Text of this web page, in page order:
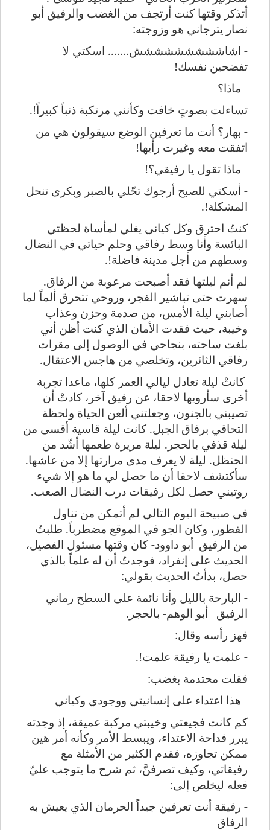
أتذكر وقتها كنت أرتجف من الغضب والرفيق أبو
نصار يترجاني هو وزوجته:
- اشاششششششششش....... اسكتي لا
تفضحين نفسك!
- ماذا؟
تساءلت بصوتٍ خافت وكأنني مرتكبة ذنباً كبيراً!.
- بهار؟ أنت ما تعرفين الوضع سيقولون هي من
اتفقت معه وغيرت رأيها!
- ماذا تقول يا رفيقي؟!
- أسكتي للصبح أرجوك تحّلي بالصبر وبكرى تنحل
المشكلة!.
كنتُ احترق وكل كياني يغلي لمأساة لحظتي
البائسة وأنا وسط رفاقي وحلم حياتي في النضال
وسطهم من أجل مدينة فاضلة!.
لم أنم ليلتها فقد أصبحت مرعوبة من الرفاق.
سهرت حتى تباشير الفجر، وروحي تتحرق ألماً لما
أصابني ليلة الأمس، من صدمة وحزن وعذاب
وخيبة، حيث فقدت الأمان الذي كنت أظن أني
بلغت ساحته، بنجاحي في الوصول إلى مقرات
رفاقي الثائرين، وتخلصي من هاجس الاعتقال.
كانتْ ليلة تعادل ليالي العمر كلها، ماعدا تجربة
أخرى سأرويها لاحقا، عن رفيق آخر، كادتْ أن
تصيبني بالجنون، وجعلتني ألعن الحياة ولحظة
التحاقي برفاق الجبل. كانت ليلة قاسية أقسى من
ليلة قذفي بالحجر. ليلة مريرة طعمها أشّد من
الحنظل. ليلة لا يعرف مدى مرارتها إلا من عاشها.
سأكتشف لاحقا أن ما حصل لي ما هو إلا شيء
روتيني حصل لكل رفيقات درب النضال الصعب.
في صبيحة اليوم التالي لم أتمكن من تناول
الفطور، وكان الجو في الموقع مضطرباً. طلبتُ
من الرفيق–أبو داوود- كان وقتها مسئول الفصيل،
الحديث على إنفراد، فوجدتُ أن له علماً بالذي
حصل، بدأتُ الحديث بقولي:
- البارحة بالليل وأنا نائمة على السطح رماني
الرفيق –أبو الوهم- بالحجر.
فهز رأسه وقال:
- علمت يا رفيقة علمت!.
فقلت محتدمة بغضب:
- هذا اعتداء على إنسانيتي ووجودي وكياني
كم كانت فجيعتي وخيبتي مركبة عميقة، إذ وجدته
يبرر فداحة الاعتداء، ويبسط الأمر وكأنه أمر هين
ممكن تجاوزه، فقدم الكثير من الأمثلة مع
رفيقاتي، وكيف تصرفنَّ، ثم شرح ما يتوجب عليّ
فعله ليخلص إلى:
- رفيقة أنت تعرفين جيداً الحرمان الذي يعيش به
الرفاق